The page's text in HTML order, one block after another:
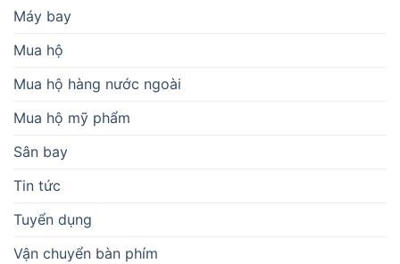
Máy bay
Mua hộ
Mua hộ hàng nước ngoài
Mua hộ mỹ phẩm
Sân bay
Tin tức
Tuyển dụng
Vận chuyển bàn phím